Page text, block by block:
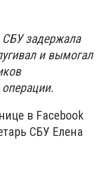
задержала
и вымогал
в Facebook
СБУ Елена